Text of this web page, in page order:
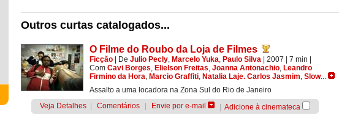
Outros curtas catalogados...
O Filme do Roubo da Loja de Filmes
Ficção De Julio Pecly, Marcelo Yuka, Paulo Silva | 2007 | 7 min
Com Cavi Borges, Elielson Freitas, Joanna Antonachio, Leandro
Firmino da Hora, Marcio Graffiti, Natalia Laje. Carlos Jasmim, Slow...
Assalto a uma locadora na Zona Sul do Rio de Janeiro
Veja Detalhes
Comentários Envie por e-mail Adicione à cinemateca